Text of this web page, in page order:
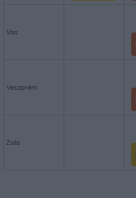
Vas
Veszprém
Zala